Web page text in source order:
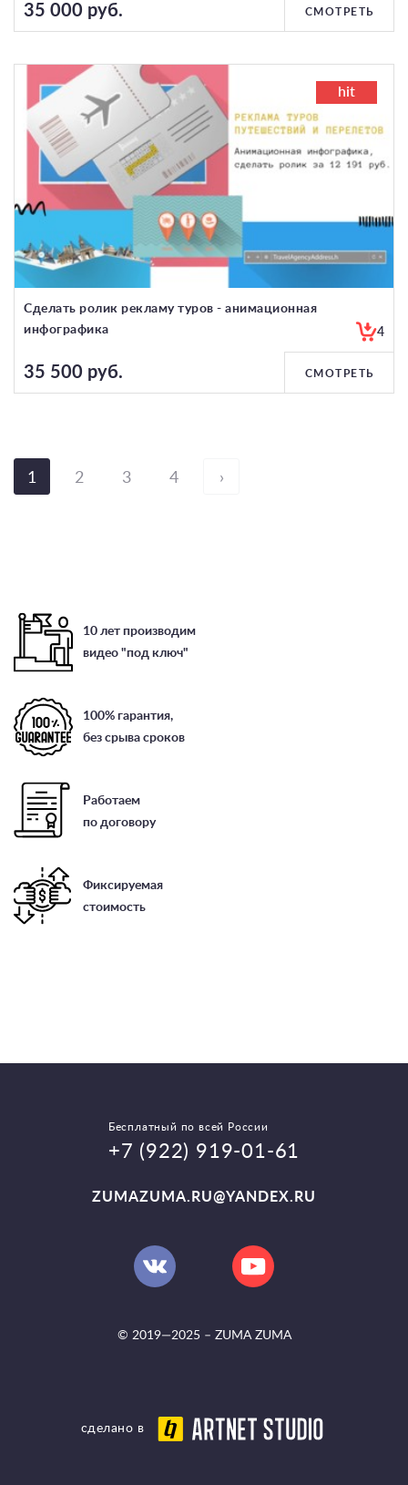
35 000 руб. СМОТРЕТЬ
hit
Сделать ролик рекламу туров - анимационная
инфографика
4
35 500 руб. СМОТРЕТЬ
1 2 3 4 ›
10 лет производим
видео "под ключ"
100% гарантия,
без срыва сроков
Работаем
по договору
Фиксируемая
стоимость
Бесплатный по всей России
+7 (922) 919-01-61
ZUMAZUMA.RU@YANDEX.RU
© 2019—2025 – ZUMA ZUMA
сделано в